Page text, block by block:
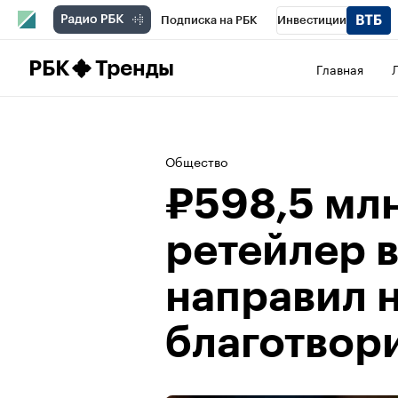
Подписка на РБК Инвестиции
РБК Тренды Главная
Общество
₽598,5
ретейлер
направил